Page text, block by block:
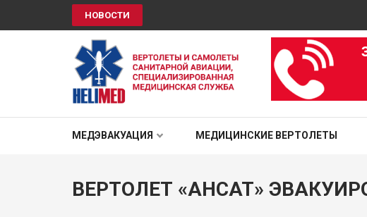
НОВОСТИ
HELIMED
МЕДЭВАКУАЦИЯ МЕДИЦИНСКИЕ ВЕРТОЛЕТЫ
ВЕРТОЛЕТ «АНСАТ»